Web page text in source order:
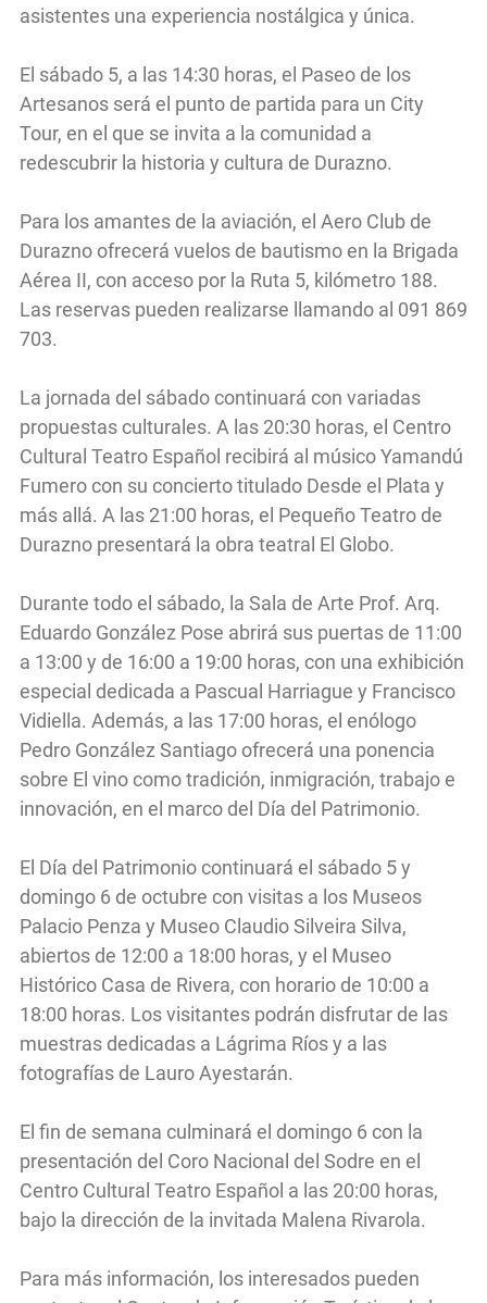
asistentes una experiencia nostálgica y única.
El sábado 5, a las 14:30 horas, el Paseo de los
Artesanos será el punto de partida para un City
Tour, en el que se invita a la comunidad a
redescubrir la historia y cultura de Durazno.
Para los amantes de la aviación, el Aero Club de
Durazno ofrecerá vuelos de bautismo en la Brigada
Aérea II, con acceso por la Ruta 5, kilómetro 188.
Las reservas pueden realizarse llamando al 091 869
703.
La jornada del sábado continuará con variadas
propuestas culturales. A las 20:30 horas, el Centro
Cultural Teatro Español recibirá al músico Yamandú
Fumero con su concierto titulado Desde el Plata y
más allá. A las 21:00 horas, el Pequeño Teatro de
Durazno presentará la obra teatral El Globo.
Durante todo el sábado, la Sala de Arte Prof. Arq.
Eduardo González Pose abrirá sus puertas de 11:00
a 13:00 y de 16:00 a 19:00 horas, con una exhibición
especial dedicada a Pascual Harriague y Francisco
Vidiella. Además, a las 17:00 horas, el enólogo
Pedro González Santiago ofrecerá una ponencia
sobre El vino como tradición, inmigración, trabajo e
innovación, en el marco del Día del Patrimonio.
El Día del Patrimonio continuará el sábado 5 y
domingo 6 de octubre con visitas a los Museos
Palacio Penza y Museo Claudio Silveira Silva,
abiertos de 12:00 a 18:00 horas, y el Museo
Histórico Casa de Rivera, con horario de 10:00 a
18:00 horas. Los visitantes podrán disfrutar de las
muestras dedicadas a Lágrima Ríos y a las
fotografías de Lauro Ayestarán.
El fin de semana culminará el domingo 6 con la
presentación del Coro Nacional del Sodre en el
Centro Cultural Teatro Español a las 20:00 horas,
bajo la dirección de la invitada Malena Rivarola.
Para más información, los interesados pueden